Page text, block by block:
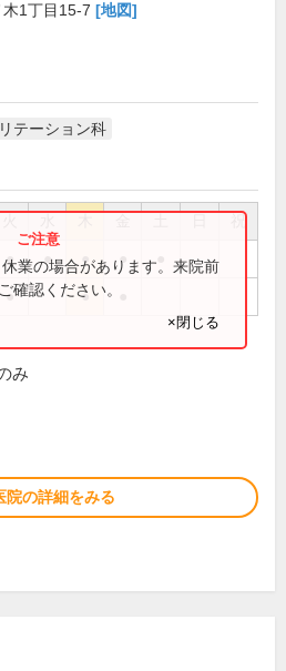
1丁目15-7 [地図]
テーション科
祝
● ● ● ●
● ●
業の場合があります。来院前
確認ください。
×閉じる
み
院の詳細をみる